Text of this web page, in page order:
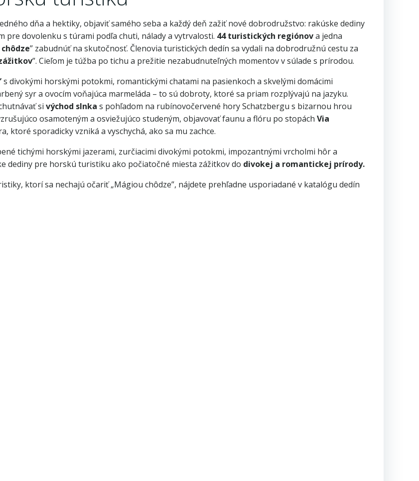
dňa a hektiky, objaviť samého seba a každý deň zažiť nové dobrodružstvo: rakúske dediny
dovolenku s túrami podľa chuti, nálady a vytrvalosti. 44 turistických regiónova jedna
” zabudnúť na skutočnosť. Členovia turistických dedín sa vydali na dobrodružnú cestu za
”. Cieľom je túžba po tichu a prežitie nezabudnuteľných momentov v súlade s prírodou.
s divokými horskými potokmi, romantickými chatami na pasienkoch a skvelými domácimi
syr a ovocím voňajúca marmeláda – to sú dobroty, ktoré sa priam rozplývajú na jazyku.
si východ slnka s pohľadom na rubínovočervené hory Schatzbergu s bizarnou hrou
osamoteným a osviežujúco studeným, objavovať faunu a flóru po stopách Via
sporadicky vzniká a vyschychá, ako sa mu zachce.
tichými horskými jazerami, zurčiacimi divokými potokmi, impozantnými vrcholmi hôr a
dediny pre horskú turistiku ako počiatočné miesta zážitkov do divokej a romantickej prírody.
ktorí sa nechajú očariť „Mágiou chôdze”, nájdete prehľadne usporiadané v katalógu dedín